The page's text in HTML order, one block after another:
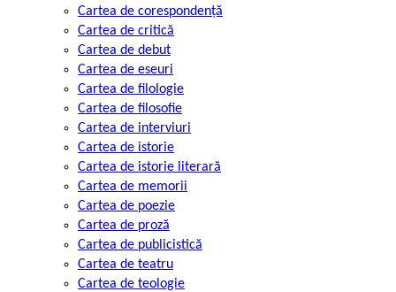
Cartea de corespondență
Cartea de critică
Cartea de debut
Cartea de eseuri
Cartea de filologie
Cartea de filosofie
Cartea de interviuri
Cartea de istorie
Cartea de istorie literară
Cartea de memorii
Cartea de poezie
Cartea de proză
Cartea de publicistică
Cartea de teatru
Cartea de teologie